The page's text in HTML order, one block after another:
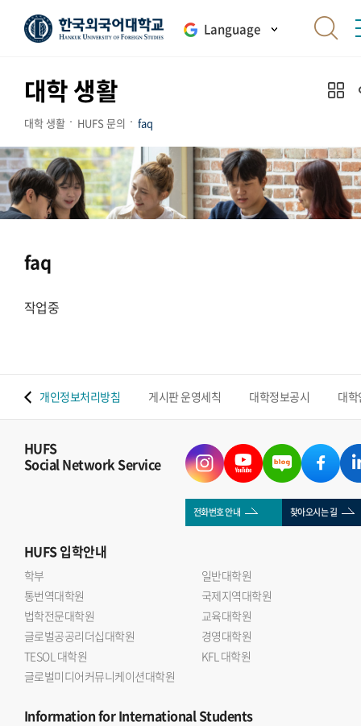
Language
대학 생활
대학 생활 HUFS 문의 faq
faq
작업중
개인정보처리방침 게시판 운영세칙 대학정보공시 대
HUFS
Social Network Service
전화번호 안내 찾아오시는 길
HUFS입학안내
학부
일반대학원
통번역대학원
국제지역대학원
법학전문대학원
교육대학원
글로벌공공리더십대학원
경영대학원
TESOL 대학원
KFL 대학원
글로벌미디어커뮤니케이션대학원
Informationfor International Students